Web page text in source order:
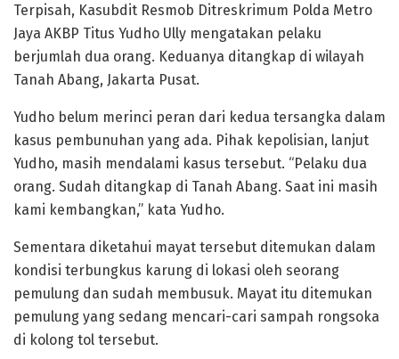
Terpisah, Kasubdit Resmob Ditreskrimum Polda Metro
Jaya AKBP Titus Yudho Ully mengatakan pelaku
berjumlah dua orang. Keduanya ditangkap di wilayah
Tanah Abang, Jakarta Pusat.
Yudho belum merinci peran dari kedua tersangka dalam
kasus pembunuhan yang ada. Pihak kepolisian, lanjut
Yudho, masih mendalami kasus tersebut. “Pelaku dua
orang. Sudah ditangkap di Tanah Abang. Saat ini masih
kami kembangkan,” kata Yudho.
Sementara diketahui mayat tersebut ditemukan dalam
kondisi terbungkus karung di lokasi oleh seorang
pemulung dan sudah membusuk. Mayat itu ditemukan
pemulung yang sedang mencari-cari sampah rongsoka
di kolong tol tersebut.